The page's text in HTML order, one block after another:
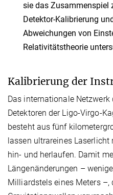
sie das Zusammenspiel
Detektor-Kalibrierung
Abweichungen von
Relativitätstheorie
Kalibrierung der
Das internationale
Detektoren der Ligo-Virgo-
besteht aus fünf
lassen ultrareines
hin- und herlaufen. Damit
Längenänderungen –
Milliardstels eines Meters –,